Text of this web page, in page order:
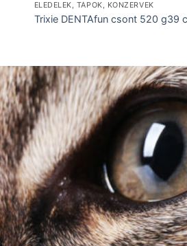
ELEDELEK, TÁPOK, KONZERVEK
Trixie DENTAfun csont 520 g39